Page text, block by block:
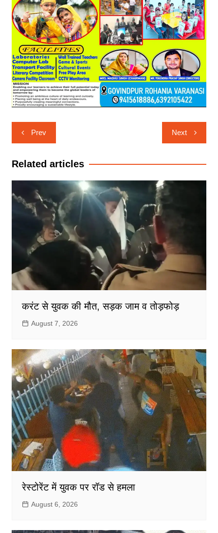
Post
navigation
Prev Next
Related articles
करंट से युवक की मौत, सड़क जाम व तोड़फोड़
August 7, 2026
रेस्टोरेंट में युवक पर रॉड से हमला
August 6, 2026